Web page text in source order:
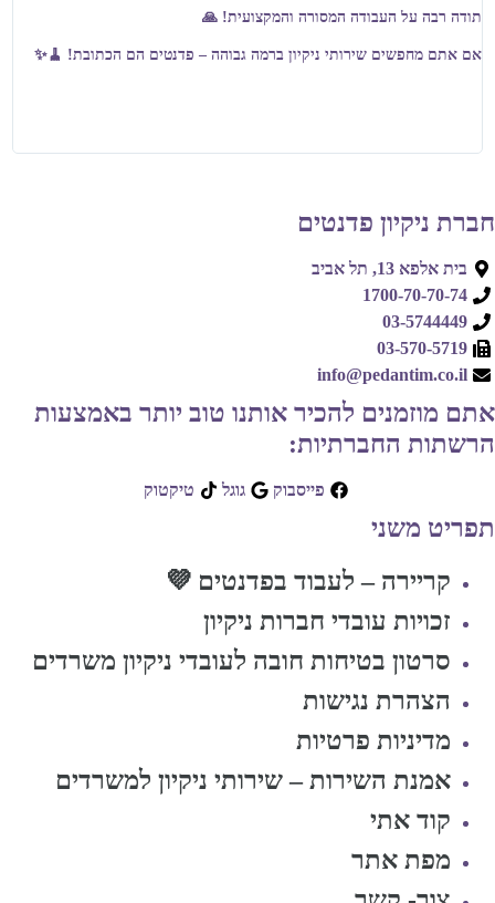
תודה רבה על העבודה המסורה והמקצועית! 🙏
אם אתם מחפשים שירותי ניקיון ברמה גבוהה – פדנטים הם הכתובת! 🧹✨
חברת ניקיון פדנטים
בית אלפא 13, תל אביב
1700-70-70-74
03-5744449
03-570-5719
info@pedantim.co.il
אתם מוזמנים להכיר אותנו טוב יותר באמצעות
הרשתות החברתיות:
פייסבוק גוגל טיקטוק
תפריט משני
קריירה – לעבוד בפדנטים 💜
זכויות עובדי חברות ניקיון
סרטון בטיחות חובה לעובדי ניקיון משרדים
הצהרת נגישות
מדיניות פרטיות
אמנת השירות – שירותי ניקיון למשרדים
קוד אתי
מפת אתר